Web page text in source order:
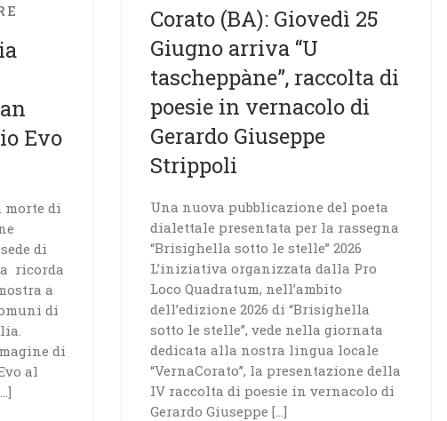
Evo
morte di
di
ricorda
a
di
di
al
Corato (BA): Giovedì 25
Giugno arriva “U
tascheppàne”, raccolta di
poesie in vernacolo di
Gerardo Giuseppe
Strippoli
Una nuova pubblicazione del poeta
dialettale presentata per la rassegna
“Brisighella sotto le stelle” 2026
L’iniziativa organizzata dalla Pro
Loco Quadratum, nell’ambito
dell’edizione 2026 di “Brisighella
sotto le stelle”, vede nella giornata
dedicata alla nostra lingua locale
“VernaCorato”, la presentazione della
IV raccolta di poesie in vernacolo di
Gerardo Giuseppe […]